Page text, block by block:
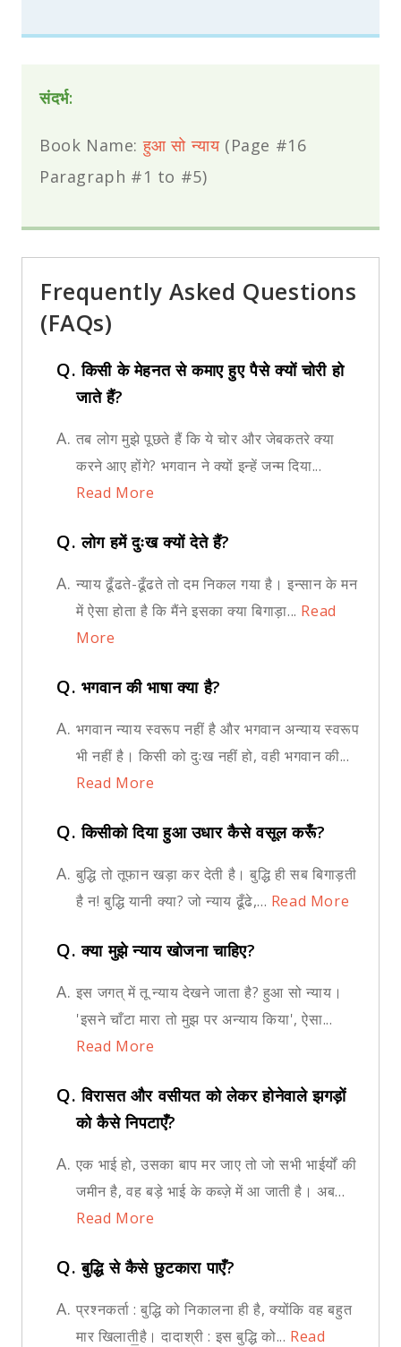
संदर्भ:
Book Name:हुआ सो न्याय(Page #16
Paragraph #1 to #5)
Frequently Asked Questions
(FAQs)
Q.किसी के मेहनत से कमाए हुए पैसे क्यों चोरी हो
जाते हैं?
A. तब लोग मुझे पूछते हैं कि ये चोर और जेबकतरे क्या
करने आए होंगे? भगवान ने क्यों इन्हें जन्म दिया...
Read More
Q.लोग हमें दुःख क्यों देते हैं?
A. न्याय ढूँढते-ढूँढते तो दम निकल गया है। इन्सान के मन
में ऐसा होता है कि मैंने इसका क्या बिगाड़ा... Read
More
Q. भगवान की भाषा क्या है?
A. भगवान न्याय स्वरूप नहीं है और भगवान अन्याय स्वरूप
भी नहीं है। किसी को दुःख नहीं हो, वही भगवान की...
Read More
Q.किसीको दिया हुआ उधार कैसे वसूल करूँ?
A. बुद्धि तो तूफान खड़ा कर देती है। बुद्धि ही सब बिगाड़ती
है न! बुद्धि यानी क्या? जो न्याय ढूँढे,... Read More
Q.क्या मुझे न्याय खोजना चाहिए?
A. इस जगत् में तू न्याय देखने जाता है? हुआ सो न्याय।
'इसने चाँटा मारा तो मुझ पर अन्याय किया', ऐसा...
Read More
Q.विरासत और वसीयत को लेकर होनेवाले झगड़ों
को कैसे निपटाएँ?
A. एक भाई हो, उसका बाप मर जाए तो जो सभी भाईर्यों की
जमीन है, वह बड़े भाई के कब्ज़े में आ जाती है। अब...
Read More
Q.बुद्धि से कैसे छुटकारा पाएँ?
A. प्रश्नकर्ता : बुद्धि को निकालना ही है, क्योंकि वह बहुत
मार खिलाती॒है। दादाश्री : इस बुद्धि को... Read